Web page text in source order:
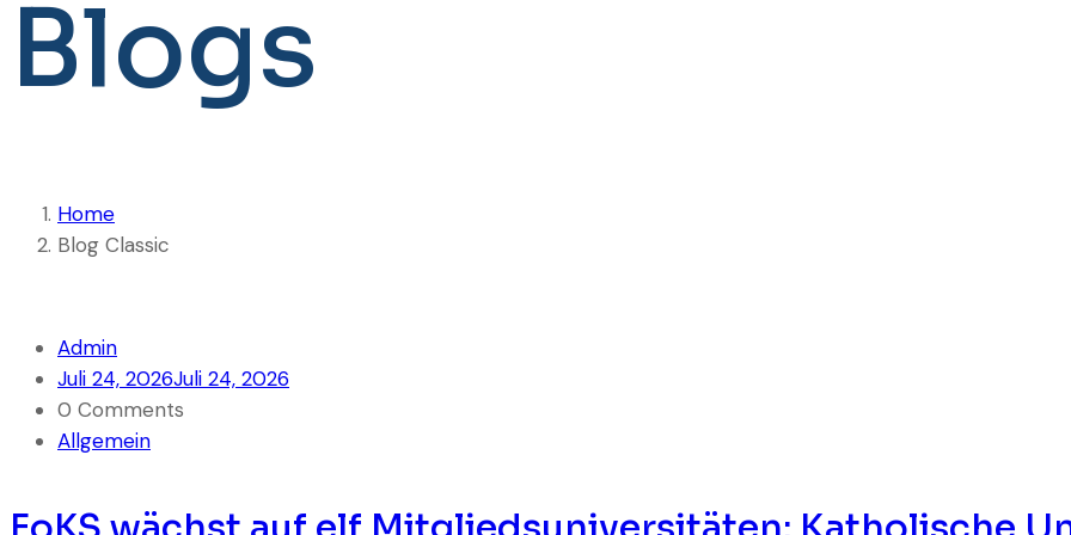
Blogs
Home
Blog Classic
Admin
Juli 24, 2026Juli 24, 2026
0 Comments
Allgemein